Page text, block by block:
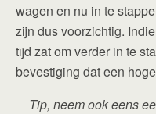
wagen en nu in te
zijn dus voorzichtig.
tijd zat om verder in te
bevestiging dat een
Tip, neem ook eens